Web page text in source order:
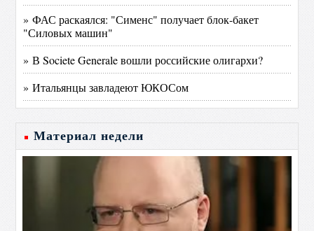
» ФАС раскаялся: "Сименс" получает блок-бакет
"Силовых машин"
» В Societe Generale вошли российские олигархи?
» Итальянцы завладеют ЮКОСом
Материал недели